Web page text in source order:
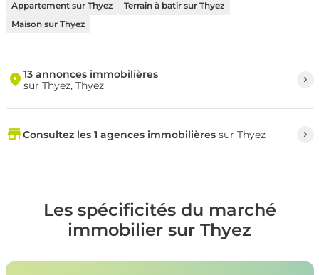
Appartement sur Thyez
Terrain à batir sur Thyez
Maison sur Thyez
13 annonces immobilières
sur Thyez, Thyez
Consultez les 1 agences immobilièressur Thyez
Les spécificités du marché
immobilier sur Thyez